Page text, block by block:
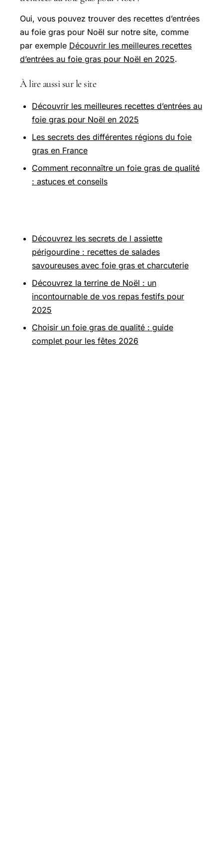
Oui, vous pouvez trouver des recettes d’entrées
au foie gras pour Noël sur notre site, comme
par exemple Découvrir les meilleures recettes
d’entrées au foie gras pour Noël en 2025.
À lire aussi sur le site
Découvrir les meilleures recettes d’entrées au
foie gras pour Noël en 2025
Les secrets des différentes régions du foie
gras en France
Comment reconnaître un foie gras de qualité
: astuces et conseils
Découvrez les secrets de l assiette
périgourdine : recettes de salades
savoureuses avec foie gras et charcuterie
Découvrez la terrine de Noël : un
incontournable de vos repas festifs pour
2025
Choisir un foie gras de qualité : guide
complet pour les fêtes 2026